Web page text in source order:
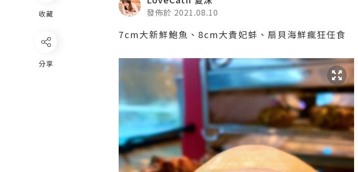
收藏
分享
發佈於 2021.08.10
7cm大新鮮鮑魚、8cm大貴妃蚌、扇貝海鮮瘋狂任食